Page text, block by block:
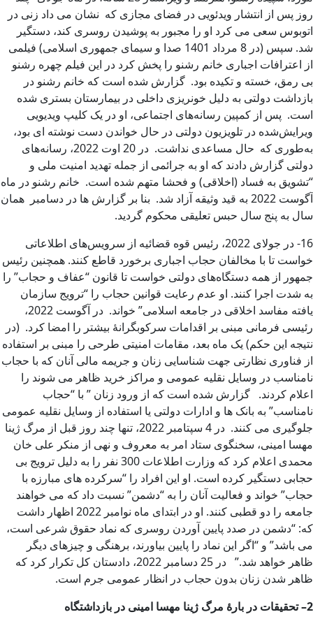
روز پس از انتشار ویدئویی در فضای مجازی که نشان می داد زنی در
اتوبوس سعی می کرد او را مجبور به پوشیدن روسری کند، دستگیر
شد. سپس (در 8 مرداد 1401 صدا و سیمای جمهوری اسلامی) فیلمی
از اعترافات اجباری خانم رشنو را پخش کرد در این فیلم چهره رشنو
بی رمق، خسته و تکیده بود. گزارش شده است که خانم رشنو در
بازداشت دولتی به دلیل خونریزی داخلی در بیمارستان بستری شده
است. پس از کمپین رسانه‌های اجتماعی، او در یک کلیپ ویدیویی
ویرایش‌شده در تلویزیون دولتی در حال خواندن دست نوشته ای بود،
به‌طوری که حال مساعدی نداشت. در 20 اوت 2022، رسانه‌های
دولتی گزارش دادند که او به جرائمی از جمله تهدید امنیت ملی و
“تشویق به فساد (اخلاقی) و فحشا متهم شده است. خانم رشنو در ماه
آگوست 2022 به قید وثیقه آزاد شد. بنا بر گزارش ها در دسامبر همان
سال به پنج سال حبس تعلیقی محکوم گردید.
16- در جولای 2022، رئیس قوه قضائیه از سرویس‌های اطلاعاتی
خواست تا با مخالفان حجاب اجباری برخورد قاطع کنند. همچنین رئیس‌
جمهور از همه دستگاه‌های دولتی خواست تا قانون “عفاف و حجاب” را
به شدت اجرا کنند. او عدم رعایت قوانین حجاب را “ترویج سازمان‌
یافته مفاسد اخلاقی در جامعه اسلامی” خواند. در آگوست 2022،
رئیسی فرمانی مبنی بر اقدامات سرکوبگرانۀ بیشتر را امضا کرد. (در
نتیجه این حکم) یک ماه بعد، مقامات امنیتی طرحی را مبنی بر استفاده
از فناوری نظارتی جهت شناسایی زنان و جریمه مالی آنان که با حجاب
نامناسب در وسایل نقلیه عمومی و مراکز خرید ظاهر می شوند را
اعلام کردند. گزارش شده است که از ورود زنان ” با “حجاب
نامناسب” به بانک ها و ادارات دولتی یا استفاده از وسایل نقلیه عمومی
جلوگیری می کنند. در 4 سپتامبر 2022، تنها چند روز قبل از مرگ ژینا
مهسا امینی، سخنگوی ستاد امر به معروف و نهی از منکر علی خان
محمدی اعلام کرد که وزارت اطلاعات 300 نفر را به دلیل ترویج بی
حجابی دستگیر کرده است. او این افراد را “سرکرده های مبارزه با
حجاب” خواند و فعالیت آنان را به “دشمن” نسبت داد که می خواهند
جامعه را دو قطبی کنند. او در ابتدای ماه نوامبر 2022 اظهار داشت
که: “دشمن در صدد پایین آوردن روسری که نماد حقوق شرعی است،
می باشد” و “اگر این نماد را پایین بیاورند، برهنگی و چیزهای دیگر
ظاهر خواهد شد.” در 25 دسامبر 2022، دادستان کل تکرار کرد که
ظاهر شدن زنان بدون حجاب در انظار عمومی جرم است.
2
–تحقیقات در بارۀ مرگ ژینا مهسا امینی در بازداشتگاه